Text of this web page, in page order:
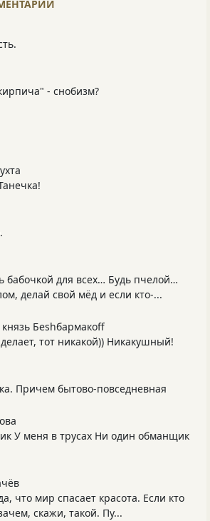
- снобизм?
бабочкой для всех… Будь пчелой…
делай свой мёд и если кто-...
Беshбармакоff
тот никакой)) Никакушный!
Причем бытово-повседневная
У меня в трусах Ни один обманщик
что мир спасает красота. Если кто
скажи, такой. Пу...